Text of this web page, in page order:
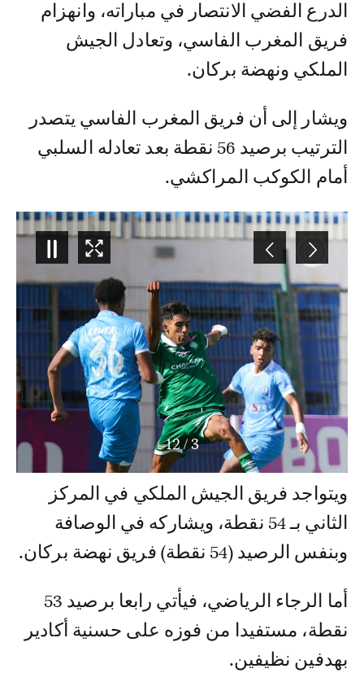
الدرع الفضي الانتصار في مباراته، وانهزام
فريق المغرب الفاسي، وتعادل الجيش
الملكي ونهضة بركان.
ويشار إلى أن فريق المغرب الفاسي يتصدر
الترتيب برصيد 56 نقطة بعد تعادله السلبي
أمام الكوكب المراكشي.
3
/
12
ويتواجد فريق الجيش الملكي في المركز
الثاني بـ 54 نقطة، ويشاركه في الوصافة
وبنفس الرصيد (54 نقطة) فريق نهضة بركان.
​أما الرجاء الرياضي، فيأتي رابعا برصيد 53
نقطة، مستفيدا من فوزه على حسنية أكادير
بهدفين نظيفين.